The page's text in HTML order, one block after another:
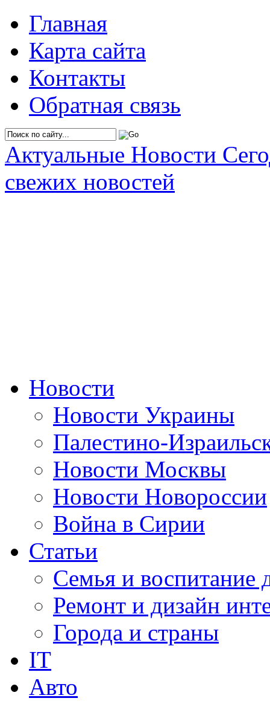
Главная
Карта сайта
Контакты
Обратная связь
Актуальные Новости
свежих новостей
Новости
Новости Украины
Палестино-
Новости Москвы
Новости Новороссии
Война в Сирии
Статьи
Семья и воспитание
Ремонт и дизайн
Города и страны
IT
Авто